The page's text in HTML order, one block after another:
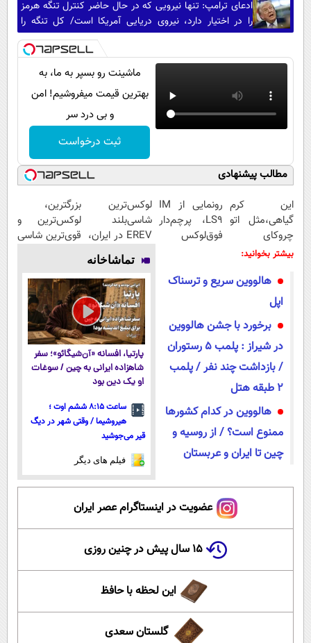
ادعای ترامپ: تنها نیرویی که در حال حاضر کنترل تنگه هرمز
را در اختیار دارد، نیروی دریایی آمریکا است/ کل تنگه را
مین‌روبی کرده‌ایم
ماشینت رو بسپر به ما، به
بهترین قیمت میفروشیم! امن
و بی درد سر
ثبت درخواست
مطالب پیشنهادی
این کرم
گیاهی،مثل اتو
چروکای
پوستتوصاف
رونمایی از IM
LS9، پرچم‌دار
فوق‌لوکس
لوکس‌ترین
شاسی‌بلند
EREV در ایران،
توسط نیکا
موتور رونمایی
شد!
بزرگترین،
لوکس‌ترین و
قوی‌ترین شاسی
شد
بیشتر بخوانید:
هالووین سریع و ترسناک
اپل
برخورد با جشن هالووین
در شیراز : پلمب 5 رستوران
/ بازداشت چند نفر / پلمب
2 طبقه هتل
هالووین در کدام کشورها
ممنوع است؟ / از روسیه و
چین تا ایران و عربستان
تماشاخانه
پارتیا، افسانه «آن‌شیگائو»؛ سفر
شاهزاده ایرانی به چین / سوغات
او یک دین بود
ساعت ۸:۱۵ ششم اوت ؛
هیروشیما / وقتی شهر در دیگ
قیر می‌جوشید
فیلم های دیگر
عضویت در اینستاگرام عصر ایران
۱۵ سال پیش در چنین روزی
این لحظه با حافظ
گلستان سعدی